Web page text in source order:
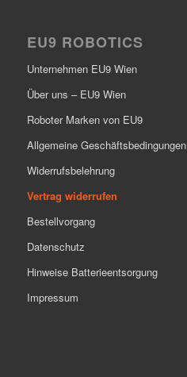
EU9 ROBOTICS
Unternehmen EU9 Wien
Über uns – EU9 Wien
Roboter Marken von EU9
Allgemeine Geschäftsbedingungen
Widerrufsbelehrung
Vertrag widerrufen
Bestellvorgang
Datenschutz
Hinweise Batterieentsorgung
Impressum